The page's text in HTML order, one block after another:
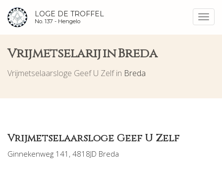
LOGE DE TROFFEL
No. 137 - Hengelo
Vrijmetselarij in Breda
Vrijmetselaarsloge Geef U Zelf in Breda
Vrijmetselaarsloge Geef U Zelf
Ginnekenweg 141, 4818JD Breda